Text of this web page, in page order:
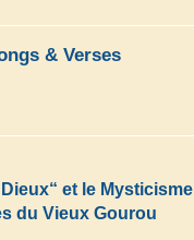
& Verses
et le Mysticisme
du Vieux Gourou